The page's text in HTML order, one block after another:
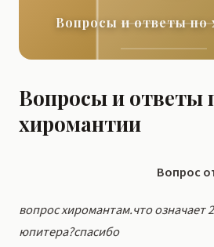
Вопросы и ответы по
Вопросы и ответы
хиромантии
Вопрос
вопрос хиромантам.что означает
юпитера?спасибо